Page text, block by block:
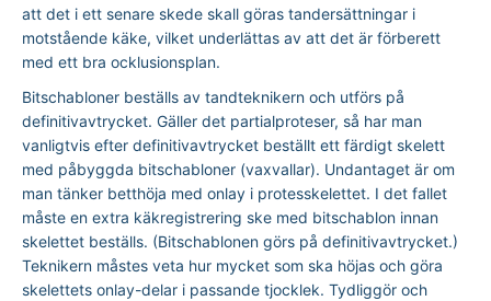
att det i ett senare skede skall göras tandersättningar i
motstående käke, vilket underlättas av att det är förberett
med ett bra ocklusionsplan.
Bitschabloner beställs av tandteknikern och utförs på
definitivavtrycket. Gäller det partialproteser, så har man
vanligtvis efter definitivavtrycket beställt ett färdigt skelett
med påbyggda bitschabloner (vaxvallar). Undantaget är om
man tänker betthöja med onlay i protesskelettet. I det fallet
måste en extra käkregistrering ske med bitschablon innan
skelettet beställs. (Bitschablonen görs på definitivavtrycket.)
Teknikern måstes veta hur mycket som ska höjas och göra
skelettets onlay-delar i passande tjocklek. Tydliggör och